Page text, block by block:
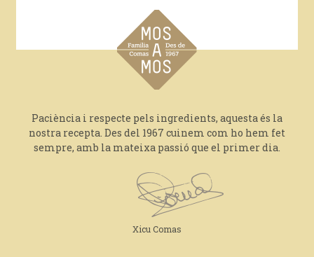
Paciència i respecte pels ingredients, aquesta és la
nostra recepta. Des del 1967 cuinem com ho hem fet
sempre, amb la mateixa passió que el primer dia.
Xicu Comas